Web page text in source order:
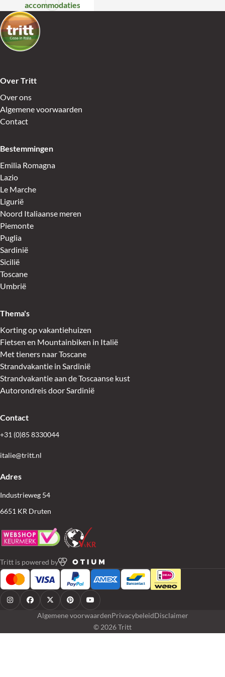
accommodaties
Over Tritt
Over ons
Algemene voorwaarden
Contact
Bestemmingen
Emilia Romagna
Lazio
Le Marche
Ligurië
Noord Italiaanse meren
Piemonte
Puglia
Sardinië
Sicilië
Toscane
Umbrië
Thema's
Korting op vakantiehuizen
Fietsen en Mountainbiken in Italië
Met tieners naar Toscane
Strandvakantie in Sardinië
Strandvakantie aan de Toscaanse kust
Autorondreis door Sardinië
Contact
+31 (0)85 8330044
italie@tritt.nl
Adres
Industrieweg 54
6651 KR Druten
Tritt is powered by
© 2026 Tritt
Algemene voorwaardenPrivacybeleidDisclaimer